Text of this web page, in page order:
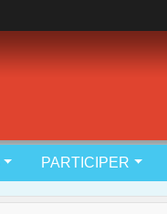
PARTICIPER